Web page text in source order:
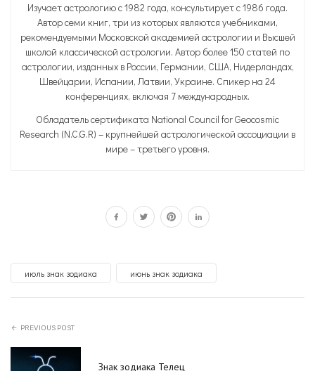
Изучает астрологию с 1982 года, консультирует с 1986 года.
Автор семи книг, три из которых являются учебниками,
рекомендуемыми Московской академией астрологии и Высшей
школой классической астрологии. Автор более 150 статей по
астрологии, изданных в России, Германии, США, Нидерландах,
Швейцарии, Испании, Латвии, Украине. Спикер на 24
конференциях, включая 7 международных.
Обладатель сертификата National Council for Geocosmic
Research (N.C.G.R) – крупнейшей астрологической ассоциации в
мире – третьего уровня.
июль знак зодиака июнь знак зодиака
PREVIOUS POST
Знак зодиака Телец